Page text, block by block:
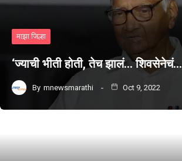
माझा जिल्हा
‘ज्याची भीती होती, तेच झालं… शिवसेनेचं…
By mnewsmarathi Oct 9, 2022